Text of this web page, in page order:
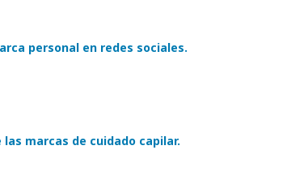
personal en redes sociales.
marcas de cuidado capilar.